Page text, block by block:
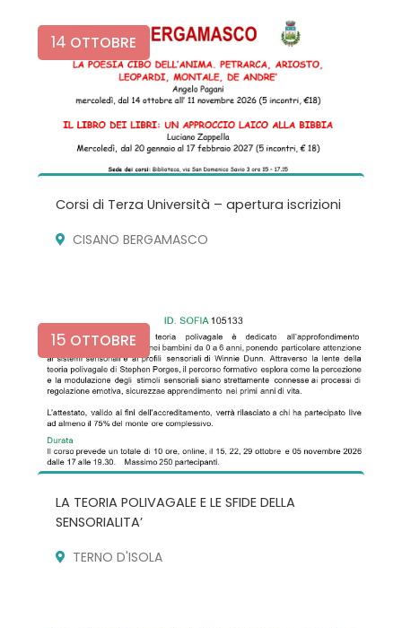
14 OTTOBRE
Corsi di Terza Università – apertura iscrizioni
CISANO BERGAMASCO
15 OTTOBRE
LA TEORIA POLIVAGALE E LE SFIDE DELLA
SENSORIALITA’
TERNO D'ISOLA